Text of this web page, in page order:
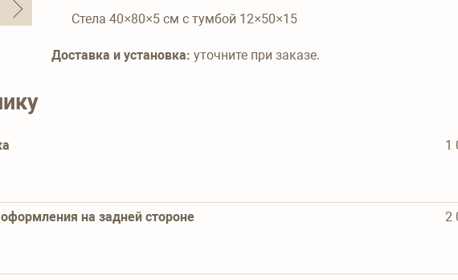
Стела 40×80×5 см с тумбой 12×50×15
Доставка и установка: уточните при заказе.
1
на задней стороне 2